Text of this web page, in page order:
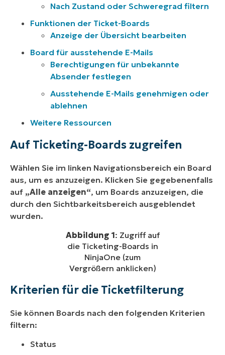
Nach Zustand oder Schweregrad filtern
Funktionen der Ticket-Boards
Anzeige der Übersicht bearbeiten
Board für ausstehende E-Mails
Berechtigungen für unbekannte
Absender festlegen
Ausstehende E-Mails genehmigen oder
ablehnen
Weitere Ressourcen
Auf Ticketing-Boards zugreifen
Wählen Sie im linken Navigationsbereich ein Board
aus, um es anzuzeigen. Klicken Sie gegebenenfalls
auf „Alle anzeigen“, um Boards anzuzeigen, die
durch den Sichtbarkeitsbereich ausgeblendet
wurden.
Abbildung 1: Zugriff auf
die Ticketing-Boards in
NinjaOne (zum
Vergrößern anklicken)
Kriterien für die Ticketfilterung
Sie können Boards nach den folgenden Kriterien
filtern:
Status